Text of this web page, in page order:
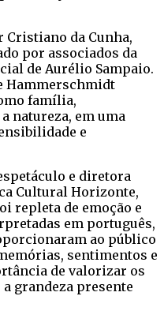
da Cunha,
por associados da
de Aurélio Sampaio.
Hammerschmidt
família,
natureza, em uma
e
e diretora
Cultural Horizonte,
repleta de emoção e
em português,
ao público
sentimentos e
de valorizar os
grandeza presente